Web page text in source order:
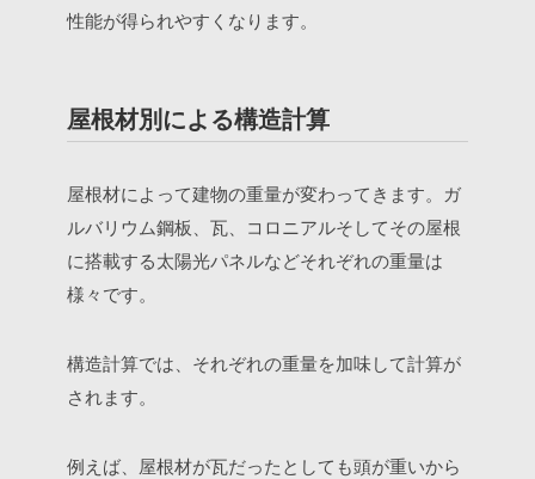
性能が得られやすくなります。
屋根材別による構造計算
屋根材によって建物の重量が変わってきます。ガ
ルバリウム鋼板、瓦、コロニアルそしてその屋根
に搭載する太陽光パネルなどそれぞれの重量は
様々です。
構造計算では、それぞれの重量を加味して計算が
されます。
例えば、屋根材が瓦だったとしても頭が重いから